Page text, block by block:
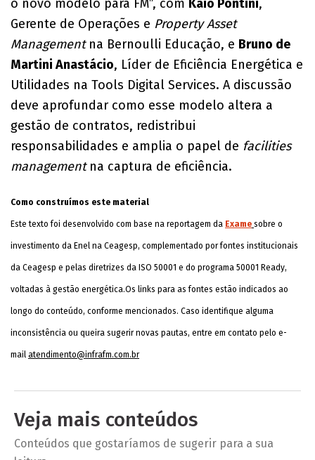
o novo modelo para FM”, com Kaio Pontini,
Gerente de Operações e Property Asset
Managementna Bernoulli Educação, e Bruno de
Martini Anastácio, Líder de Eficiência Energética e
Utilidades na Tools Digital Services. A discussão
deve aprofundar como esse modelo altera a
gestão de contratos, redistribui
responsabilidades e amplia o papel de facilities
managementna captura de eficiência.
Como construímos este material
Este texto foi desenvolvido com base na reportagem da Exame sobre o
investimento da Enel na Ceagesp, complementado por fontes institucionais
da Ceagesp e pelas diretrizes da ISO 50001 e do programa 50001 Ready,
voltadas à gestão energética.Os links para as fontes estão indicados ao
longo do conteúdo, conforme mencionados. Caso identifique alguma
inconsistência ou queira sugerir novas pautas, entre em contato pelo e-
mail atendimento@infrafm.com.br
Veja mais conteúdos
Conteúdos que gostaríamos de sugerir para a sua